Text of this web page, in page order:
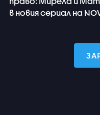
в новия сериал на